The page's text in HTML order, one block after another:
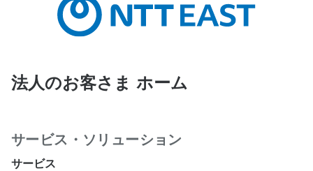
法人のお客さま ホーム
サービス・ソリューション
サービス